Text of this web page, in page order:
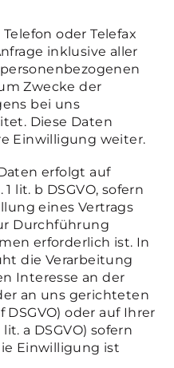
oder Telefax
inklusive aller
Zwecke der
bei uns
Diese Daten
Einwilligung weiter.
erfolgt auf
lit. b DSGVO, sofern
eines Vertrags
Durchführung
erforderlich ist. In
die Verarbeitung
Interesse an der
an uns gerichteten
DSGVO) oder auf Ihrer
a DSGVO) sofern
Einwilligung ist